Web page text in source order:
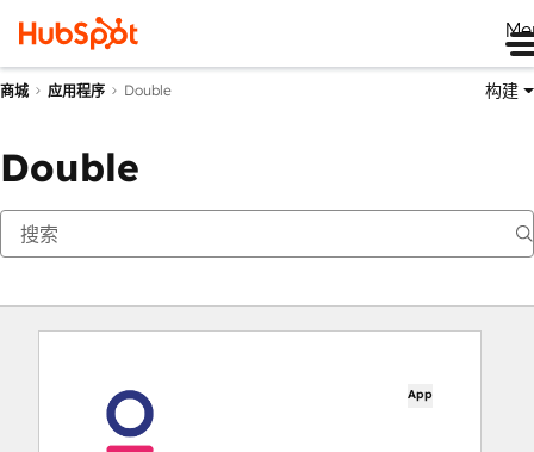
商城 应用程序 Double 构建
Double
App